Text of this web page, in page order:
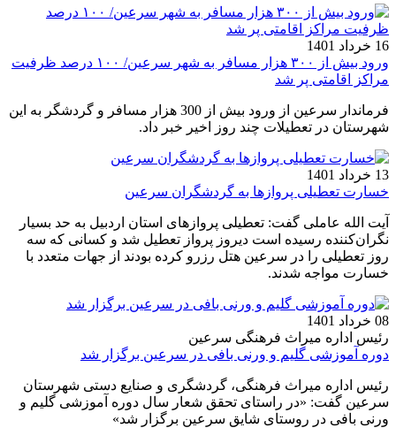
16 خرداد 1401
ورود بیش از ۳۰۰ هزار مسافر به شهر سرعین/ ۱۰۰ درصد ظرفیت
مراکز اقامتی پر شد
فرماندار سرعین از ورود بیش از 300 هزار مسافر و گردشگر به این
شهرستان در تعطیلات چند روز اخیر خبر داد.
13 خرداد 1401
خسارت تعطیلی پروازها به گردشگران سرعین
آیت الله عاملی گفت: تعطیلی پروازهای استان اردبیل به حد بسیار
نگران‌کننده رسیده است دیروز پرواز تعطیل شد و کسانی که سه
روز تعطیلی را در سرعین هتل رزرو کرده بودند از جهات متعدد با
خسارت مواجه شدند.
08 خرداد 1401
رئیس اداره میراث فرهنگی سرعین
دوره آموزشی گلیم و ورنی بافی در سرعین برگزار شد
رئیس اداره میراث ‌فرهنگی، گردشگری و صنایع‌ دستی شهرستان
سرعین گفت: «در راستای تحقق شعار سال دوره آموزشی گلیم و
ورنی ‌بافی در روستای شایق سرعین برگزار شد»